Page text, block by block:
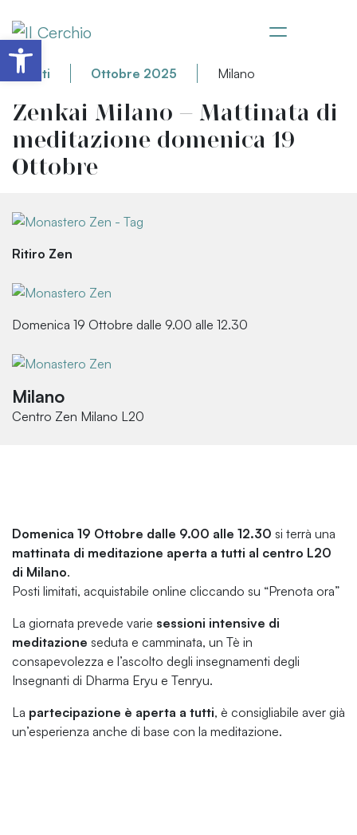
Eventi Ottobre 2025 Milano
Zenkai Milano – Mattinata di
meditazione domenica 19
Ottobre
Ritiro Zen
Domenica 19 Ottobre dalle 9.00 alle 12.30
Milano
Centro Zen Milano L20
Domenica 19 Ottobre dalle 9.00 alle 12.30 si terrà una
mattinata di meditazione aperta a tutti al centro L20
di Milano.
Posti limitati, acquistabile online cliccando su “Prenota ora”
La giornata prevede varie sessioni intensive di
meditazione seduta e camminata, un Tè in
consapevolezza e l’ascolto degli insegnamenti degli
Insegnanti di Dharma Eryu e Tenryu.
La partecipazione è aperta a tutti, è consigliabile aver già
un’esperienza anche di base con la meditazione.
Apri la barra degli strumenti